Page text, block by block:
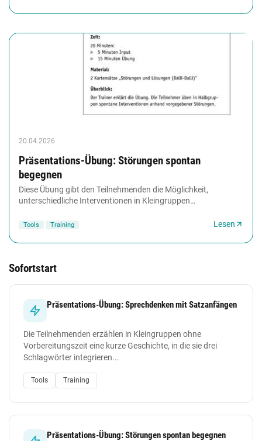
20.04.2026
Präsentations-Übung: Störungen spontan
begegnen
Diese Übung gibt den Teilnehmenden die Möglichkeit,
unterschiedliche Interventionen in Kleingruppen
Tools Training Lesen
Sofortstart
Präsentations-Übung: Sprechdenken mit Satzanfängen
Die Teilnehmenden erzählen in Kleingruppen ohne
Vorbereitungszeit eine kurze Geschichte, in die sie drei
Schlagwörter integrieren...
Tools Training
Präsentations-Übung: Störungen spontan begegnen